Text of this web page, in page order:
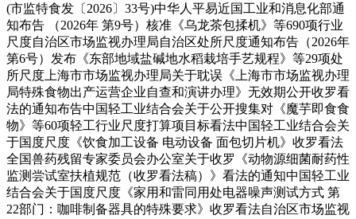
(市监特食发〔2026〕33号)中华人平易近国工业和消息化部通
知布告 （2026年 第9号）核准《乌龙茶包揉机》等690项行业
尺度自治区市场监视办理局自治区处所尺度通知布告（2026年
第6号）发布《东部地域盐碱地水稻栽培手艺规程》等29项处
所尺度上海市市场监视办理局关于耽误《上海市市场监视办理
局特殊食物出产运营企业自查和演讲办理》无效期公开收罗看
法的通知布告中国轻工业结合会关于公开搜集对《魔芋即食食
物》等60项轻工行业尺度打算项目标看法中国轻工业结合会关
于国度尺度《饮食加工设备 电动设备 面包切片机》收罗看法
全国兽药残留专家委员会办公室关于收罗《动物源细菌耐药性
监测尝试室扶植规范（收罗看法稿）》看法的通知中国轻工业
结合会关于国度尺度《家用和雷同用处电器噪声测试方式 第
22部门：咖啡制备器具的特殊要求》收罗看法自治区市场监视